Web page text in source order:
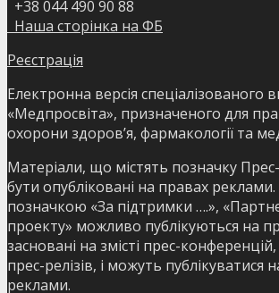
+38 044 490 90 88
Наша сторінка на ФБ
Реєстрація
Електронна версія спеціалізованого
«Медпросвіта», призначеного для
охорони здоров’я, фармакології та
Матеріали, що містять позначку
бути опубліковані на правах
позначкою «За підтримки ….»,
проекту» можливо публікуються на
засновані на змісті прес-конференцій,
прес-релізів, і можуть публікуватися
реклами.